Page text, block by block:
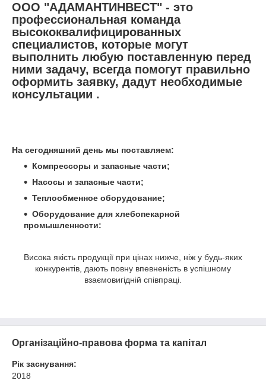
ООО "АДАМАНТИНВЕСТ" - это
профессиональная команда
высококвалифицированных
специалистов, которые могут
выполнить любую поставленную перед
ними задачу, всегда помогут правильно
оформить заявку, дадут необходимые
консультации .
На сегодняшний день мы поставляем:
Компрессоры и запасные части;
Насосы и запасные части;
Теплообменное оборудование;
Оборудование для хлебопекарной
промышленности:
Висока якість продукції при цінах нижче, ніж у будь-яких
конкурентів, дають повну впевненість в успішному
взаємовигідній співпраці.
Організаційно-правова форма та капітал
Рік заснування:
2018